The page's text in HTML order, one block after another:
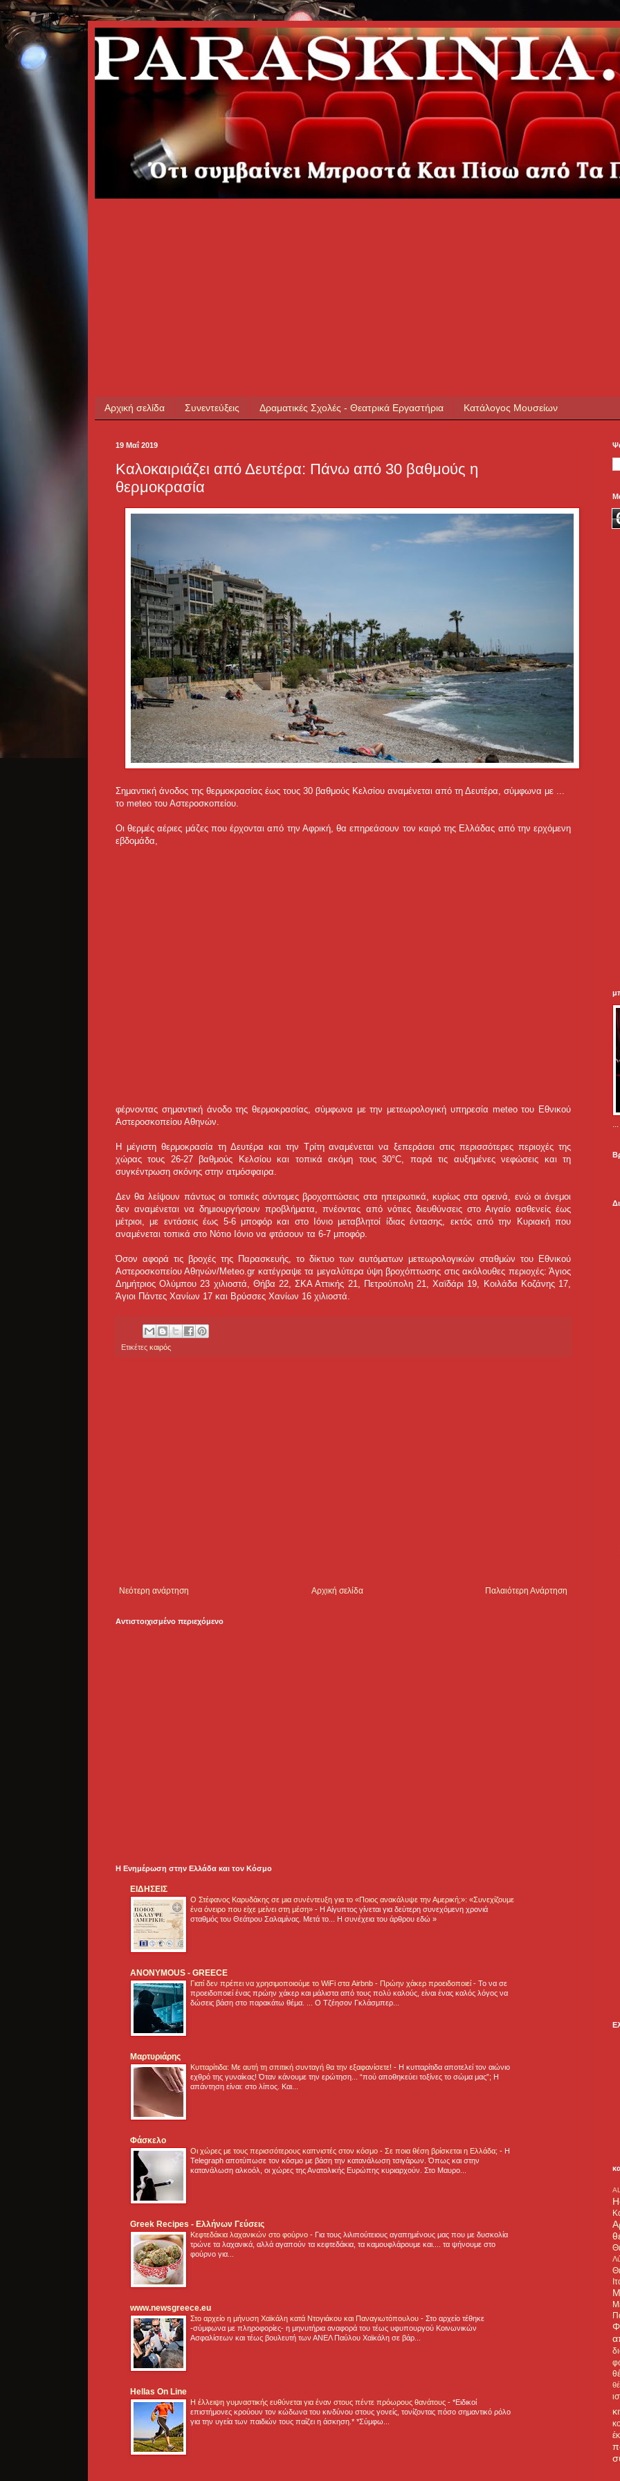
Αρχική σελίδα Συνεντεύξεις Δραματικές Σχολές - Θεατρικά Εργαστήρια Κατάλογος Μουσείων
19 Μαΐ 2019
Καλοκαιριάζει από Δευτέρα: Πάνω από 30 βαθμούς η
θερμοκρασία
Σημαντική άνοδος της θερμοκρασίας έως τους 30 βαθμούς Κελσίου αναμένεται από τη Δευτέρα, σύμφωνα με ...
το meteo του Αστεροσκοπείου.
Οι θερμές αέριες μάζες που έρχονται από την Αφρική, θα επηρεάσουν τον καιρό της Ελλάδας από την ερχόμενη
εβδομάδα,
φέρνοντας σημαντική άνοδο της θερμοκρασίας, σύμφωνα με την μετεωρολογική υπηρεσία meteo του Εθνικού
Αστεροσκοπείου Αθηνών.
Η μέγιστη θερμοκρασία τη Δευτέρα και την Τρίτη αναμένεται να ξεπεράσει στις περισσότερες περιοχές της
χώρας τους 26-27 βαθμούς Κελσίου και τοπικά ακόμη τους 30°C, παρά τις αυξημένες νεφώσεις και τη
συγκέντρωση σκόνης στην ατμόσφαιρα.
Δεν θα λείψουν πάντως οι τοπικές σύντομες βροχοπτώσεις στα ηπειρωτικά, κυρίως στα ορεινά, ενώ οι άνεμοι
δεν αναμένεται να δημιουργήσουν προβλήματα, πνέοντας από νότιες διευθύνσεις στο Αιγαίο ασθενείς έως
μέτριοι, με εντάσεις έως 5-6 μποφόρ και στο Ιόνιο μεταβλητοί ίδιας έντασης, εκτός από την Κυριακή που
αναμένεται τοπικά στο Νότιο Ιόνιο να φτάσουν τα 6-7 μποφόρ.
Όσον αφορά τις βροχές της Παρασκευής, το δίκτυο των αυτόματων μετεωρολογικών σταθμών του Εθνικού
Αστεροσκοπείου Αθηνών/Meteo.gr κατέγραψε τα μεγαλύτερα ύψη βροχόπτωσης στις ακόλουθες περιοχές: Άγιος
Δημήτριος Ολύμπου 23 χιλιοστά, Θήβα 22, ΣΚΑ Αττικής 21, Πετρούπολη 21, Χαϊδάρι 19, Κοιλάδα Κοζάνης 17,
Άγιοι Πάντες Χανίων 17 και Βρύσσες Χανίων 16 χιλιοστά.
Ετικέτες καιρός
Νεότερη ανάρτηση Παλαιότερη Ανάρτηση
Αρχική σελίδα
Αντιστοιχισμένο περιεχόμενο
Η Ενημέρωση στην Ελλάδα και τoν Κόσμο
ΕΙΔΗΣΕΙΣ
Ο Στέφανος Καρυδάκης σε μια συνέντευξη για το «Ποιος ανακάλυψε την Αμερική;»: «Συνεχίζουμε
ένα όνειρο που είχε μείνει στη μέση» - Η Αίγυπτος γίνεται για δεύτερη συνεχόμενη χρονιά
σταθμός του Θεάτρου Σαλαμίνας. Μετά το... Η συνέχεια του άρθρου εδώ »
ANONYMOUS - GREECE
Γιατί δεν πρέπει να χρησιμοποιούμε το WiFi στα Airbnb - Πρώην χάκερ προειδοποιεί- Το να σε
προειδοποιεί ένας πρώην χάκερ και μάλιστα από τους πολύ καλούς, είναι ένας καλός λόγος να
δώσεις βάση στο παρακάτω θέμα. ... Ο Τζέησον Γκλάσμπερ...
Μαρτυριάρης
Κυτταρίτιδα: Με αυτή τη σπιτική συνταγή θα την εξαφανίσετε! - H κυτταρίτιδα αποτελεί τον αιώνιο
εχθρό της γυναίκας! Όταν κάνουμε την ερώτηση... “πού αποθηκεύει τοξίνες το σώμα μας”; Η
απάντηση είναι: στο λίπος. Και...
Φάσκελο
Οι χώρες με τους περισσότερους καπνιστές στον κόσμο - Σε ποια θέση βρίσκεται η Ελλάδα; - Η
Telegraph αποτύπωσε τον κόσμο με βάση την κατανάλωση τσιγάρων. Όπως και στην
κατανάλωση αλκοόλ, οι χώρες της Ανατολικής Ευρώπης κυριαρχούν. Στο Μαυρο...
Greek Recipes - Ελλήνων Γεύσεις
Κεφτεδάκια λαχανικών στο φούρνο - Για τους λιλιπούτειους αγαπημένους μας που με δυσκολία
τρώνε τα λαχανικά, αλλά αγαπούν τα κεφτεδάκια, τα καμουφλάρουμε και.... τα ψήνουμε στο
φούρνο για...
www.newsgreece.eu
Στο αρχείο η μήνυση Χαϊκάλη κατά Ντογιάκου και Παναγιωτόπουλου - Στο αρχείο τέθηκε
-σύμφωνα με πληροφορίες- η μηνυτήρια αναφορά του τέως υφυπουργού Κοινωνικών
Ασφαλίσεων και τέως βουλευτή των ΑΝΕΛ Παύλου Χαϊκάλη σε βάρ...
Hellas On Line
Η έλλειψη γυμναστικής ευθύνεται για έναν στους πέντε πρόωρους θανάτους - *Ειδικοί
επιστήμονες κρούουν τον κώδωνα του κινδύνου στους γονείς, τονίζοντας πόσο σημαντικό ρόλο
για την υγεία των παιδιών τους παίζει η άσκηση.* *Σύμφω...